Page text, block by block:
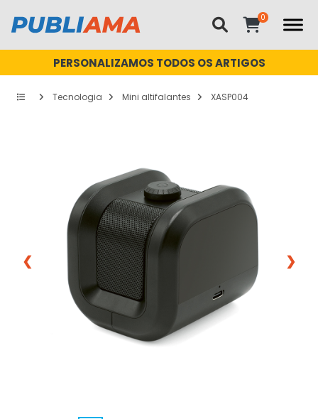
PERSONALIZAMOS TODOS OS ARTIGOS
Tecnologia Mini altifalantes XASP004
❮ ❯